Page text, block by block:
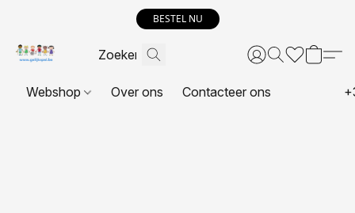
BESTEL NU
Webshop Over ons Contacteer ons